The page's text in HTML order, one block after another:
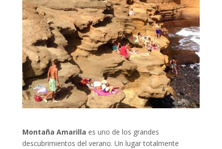
Montaña Amarilla es uno de los grandes
descubrimientos del verano. Un lugar totalmente